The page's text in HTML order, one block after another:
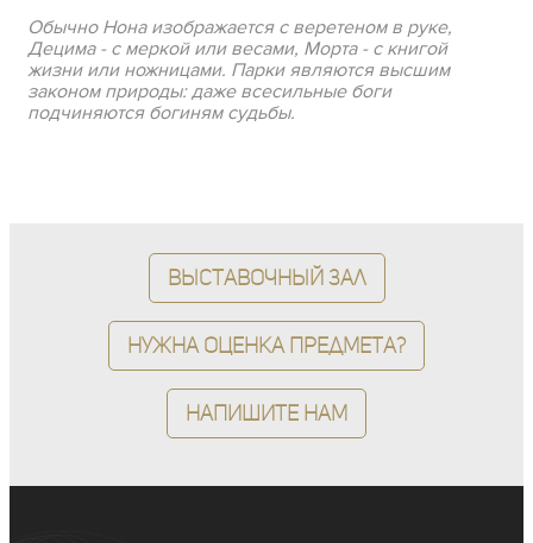
Обычно Нона изображается с веретеном в руке,
Децима - с меркой или весами, Морта - с книгой
жизни или ножницами. Парки являются высшим
законом природы: даже всесильные боги
подчиняются богиням судьбы.
Выставочный зал
Нужна оценка предмета?
Напишите нам